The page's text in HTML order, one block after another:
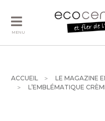
MENU
ACCUEIL
LE MAGAZINE
L’EMBLÉMATIQUE